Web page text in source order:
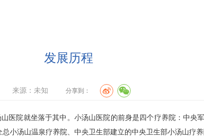
发展历程
来源：未知 分享到：
院就坐落于其中。小汤山医院的前身是四个疗养院：中央
小汤山温泉疗养院、中央卫生部建立的中央卫生部小汤山疗养